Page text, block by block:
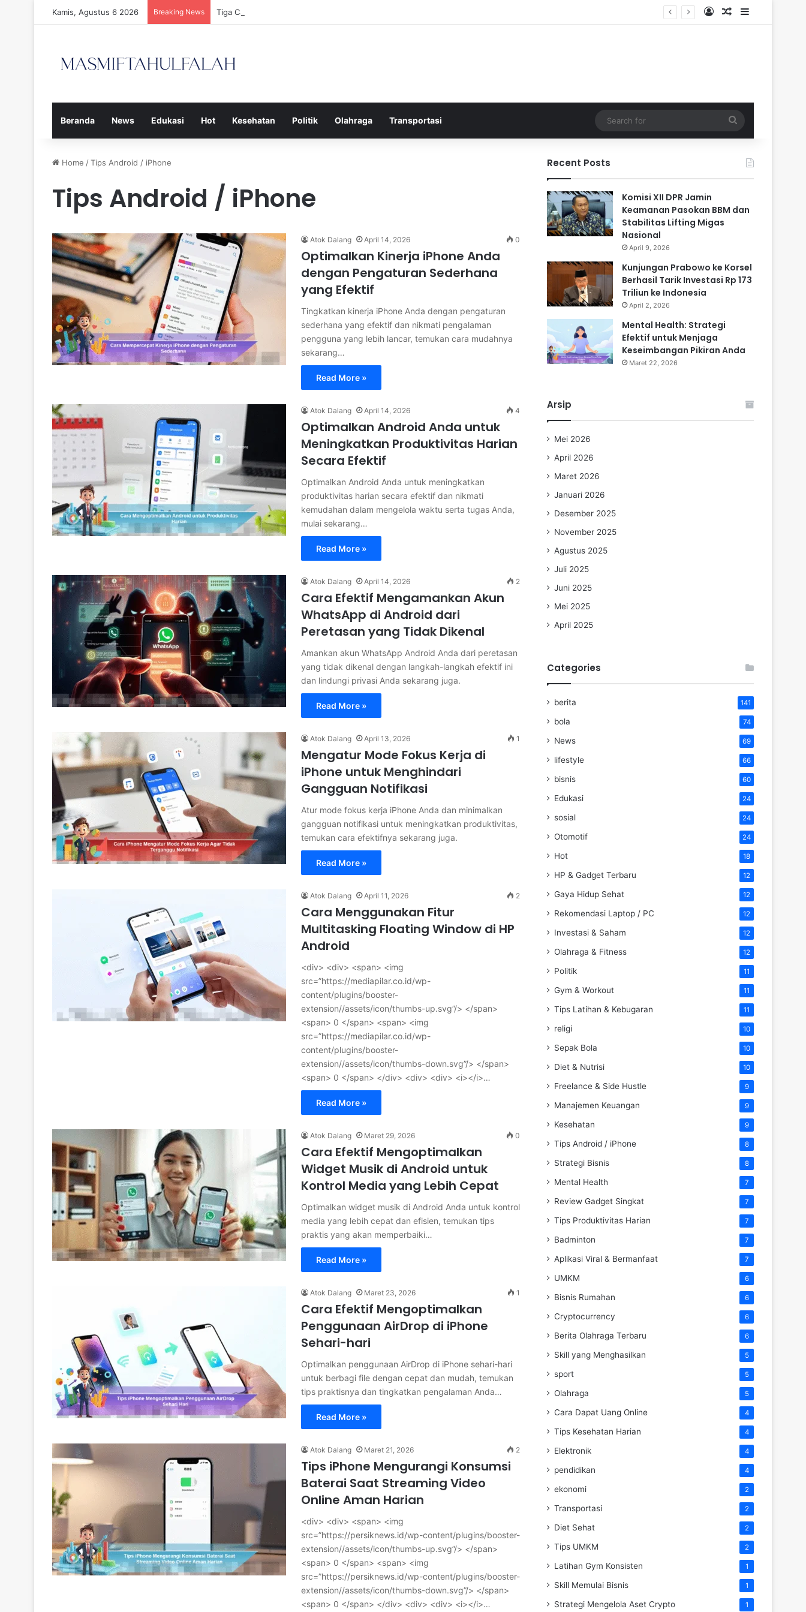
Kamis, Agustus 6 2026 Breaking News Tiga Calon Pelatih Chelsea yang Berpotensi Memimpin Tim di Musim Depan Log InRandom Article
Sidebar
Beranda News Edukasi Hot Kesehatan Politik Olahraga Transportasi
for
Home /Tips Android / iPhone
Tips Android / iPhone
Atok Dalang April 14, 2026 0
Optimalkan Kinerja iPhone Anda
dengan Pengaturan Sederhana
yang Efektif
Tingkatkan kinerja iPhone Anda dengan pengaturan
sederhana yang efektif dan nikmati pengalaman
pengguna yang lebih lancar, temukan cara mudahnya
sekarang…
Read More »
Atok Dalang April 14, 2026 4
Optimalkan Android Anda untuk
Meningkatkan Produktivitas Harian
Secara Efektif
Optimalkan Android Anda untuk meningkatkan
produktivitas harian secara efektif dan nikmati
kemudahan dalam mengelola waktu serta tugas Anda,
mulai sekarang…
Read More »
Atok Dalang April 14, 2026 2
Cara Efektif Mengamankan Akun
WhatsApp di Android dari
Peretasan yang Tidak Dikenal
Amankan akun WhatsApp Android Anda dari peretasan
yang tidak dikenal dengan langkah-langkah efektif ini
dan lindungi privasi Anda sekarang juga.
Read More »
Atok Dalang April 13, 2026 1
Mengatur Mode Fokus Kerja di
iPhone untuk Menghindari
Gangguan Notifikasi
Atur mode fokus kerja iPhone Anda dan minimalkan
gangguan notifikasi untuk meningkatkan produktivitas,
temukan cara efektifnya sekarang juga.
Read More »
Atok Dalang April 11, 2026 2
Cara Menggunakan Fitur
Multitasking Floating Window di HP
Android
<div> <div> <span> <img
src=”https://mediapilar.co.id/wp-
content/plugins/booster-
extension//assets/icon/thumbs-up.svg”/> </span>
<span> 0 </span> <span> <img
src=”https://mediapilar.co.id/wp-
content/plugins/booster-
extension//assets/icon/thumbs-down.svg”/> </span>
<span> 0 </span> </div> <div> <div> <i></i>…
Read More »
Atok Dalang Maret 29, 2026 0
Cara Efektif Mengoptimalkan
Widget Musik di Android untuk
Kontrol Media yang Lebih Cepat
Optimalkan widget musik di Android Anda untuk kontrol
media yang lebih cepat dan efisien, temukan tips
praktis yang akan memperbaiki…
Read More »
Atok Dalang Maret 23, 2026 1
Cara Efektif Mengoptimalkan
Penggunaan AirDrop di iPhone
Sehari-hari
Optimalkan penggunaan AirDrop di iPhone sehari-hari
untuk berbagi file dengan cepat dan mudah, temukan
tips praktisnya dan tingkatkan pengalaman Anda…
Read More »
Atok Dalang Maret 21, 2026 2
Tips iPhone Mengurangi Konsumsi
Baterai Saat Streaming Video
Online Aman Harian
<div> <div> <span> <img
src=”https://persiknews.id/wp-content/plugins/booster-
extension//assets/icon/thumbs-up.svg”/> </span>
<span> 0 </span> <span> <img
src=”https://persiknews.id/wp-content/plugins/booster-
extension//assets/icon/thumbs-down.svg”/> </span>
<span> 0 </span> </div> <div> <div> <i></i>…
Recent Posts
Komisi XII DPR Jamin
Keamanan Pasokan BBM dan
Stabilitas Lifting Migas
Nasional
April 9, 2026
Kunjungan Prabowo ke Korsel
Berhasil Tarik Investasi Rp 173
Triliun ke Indonesia
April 2, 2026
Mental Health: Strategi
Efektif untuk Menjaga
Keseimbangan Pikiran Anda
Maret 22, 2026
Arsip
Mei 2026
April 2026
Maret 2026
Januari 2026
Desember 2025
November 2025
Agustus 2025
Juli 2025
Juni 2025
Mei 2025
April 2025
Categories
berita 141
bola 74
News 69
lifestyle 66
bisnis 60
Edukasi 24
sosial 24
Otomotif 24
Hot 18
HP & Gadget Terbaru 12
Gaya Hidup Sehat 12
Rekomendasi Laptop / PC 12
Investasi & Saham 12
Olahraga & Fitness 12
Politik 11
Gym & Workout 11
Tips Latihan & Kebugaran 11
religi 10
Sepak Bola 10
Diet & Nutrisi 10
Freelance & Side Hustle 9
Manajemen Keuangan 9
Kesehatan 9
Tips Android / iPhone 8
Strategi Bisnis 8
Mental Health 7
Review Gadget Singkat 7
Tips Produktivitas Harian 7
Badminton 7
Aplikasi Viral & Bermanfaat 7
UMKM 6
Bisnis Rumahan 6
Cryptocurrency 6
Berita Olahraga Terbaru 6
Skill yang Menghasilkan 5
sport 5
Olahraga 5
Cara Dapat Uang Online 4
Tips Kesehatan Harian 4
Elektronik 4
pendidikan 4
ekonomi 2
Transportasi 2
Diet Sehat 2
Tips UMKM 2
Latihan Gym Konsisten 1
Skill Memulai Bisnis 1
Strategi Mengelola Aset Crypto 1